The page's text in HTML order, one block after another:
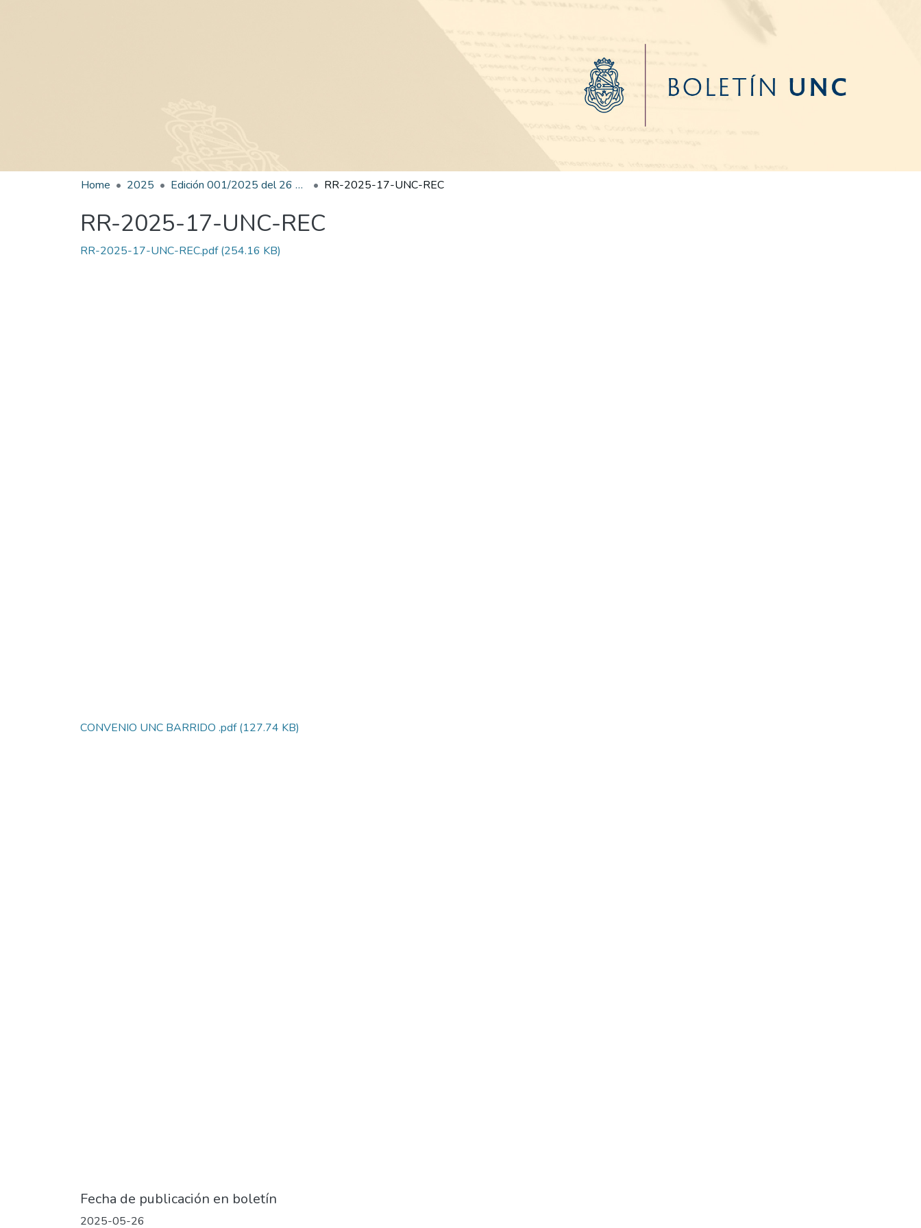
Home 2025 Edición 001/2025 del 26 de mayo de 2025 RR-2025-17-UNC-REC
RR-2025-17-UNC-REC
RR-2025-17-UNC-REC.pdf(254.16 KB)
CONVENIO UNC BARRIDO .pdf(127.74 KB)
Fecha de publicación en boletín
2025-05-26